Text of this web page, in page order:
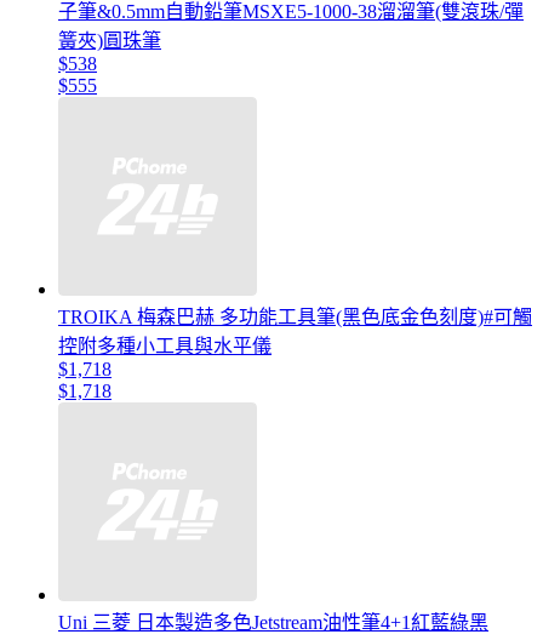
子筆&0.5mm自動鉛筆MSXE5-1000-38溜溜筆(雙滾珠/彈
簧夾)圓珠筆
$538
$555
TROIKA 梅森巴赫 多功能工具筆(黑色底金色刻度)#可觸
控附多種小工具與水平儀
$1,718
$1,718
Uni 三菱 日本製造多色Jetstream油性筆4+1紅藍綠黑